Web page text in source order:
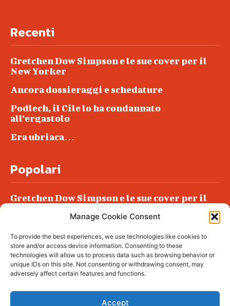
Manage Cookie Consent
To provide the best experiences, we use technologies like cookies to
store and/or access device information. Consenting to these
technologies will allow us to process data such as browsing behavior or
unique IDs on this site. Not consenting or withdrawing consent, may
adversely affect certain features and functions.
Accept
Recenti
Gretchen Dow Simpson e le sue cover per il
New Yorker
Ancora dossieraggi e schedature
Podlech, il Cile lo ha condannato
all’ergastolo
Era ubriaca…
Popolari
Gretchen Dow Simpson e le sue cover per il
Podlech, il Cile lo ha condannato
all’ergastolo
Era ubriaca…